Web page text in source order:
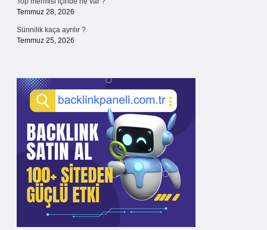
Temmuz 28, 2026
Sünnilik kaça ayrılır ?
Temmuz 25, 2026